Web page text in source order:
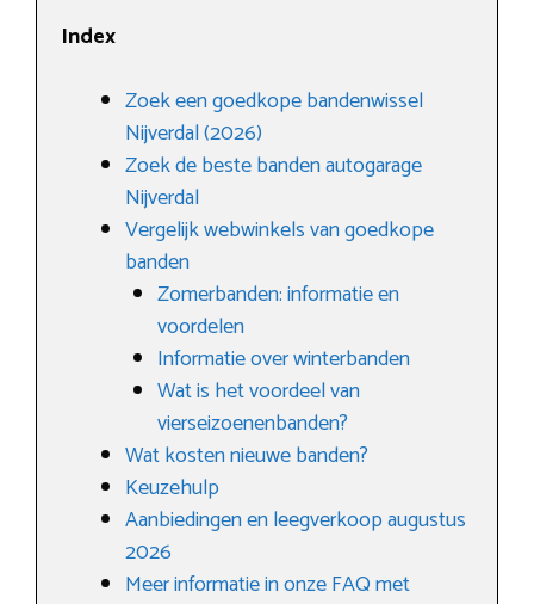
Index
Zoek een goedkope bandenwissel
Nijverdal (2026)
Zoek de beste banden autogarage
Nijverdal
Vergelijk webwinkels van goedkope
banden
Zomerbanden: informatie en
voordelen
Informatie over winterbanden
Wat is het voordeel van
vierseizoenenbanden?
Wat kosten nieuwe banden?
Keuzehulp
Aanbiedingen en leegverkoop augustus
2026
Meer informatie in onze FAQ met